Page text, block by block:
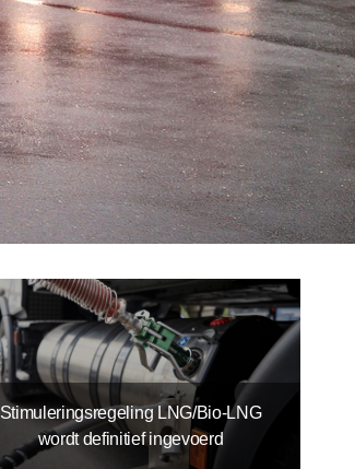
Stimuleringsregeling LNG/Bio-LNG
wordt definitief ingevoerd